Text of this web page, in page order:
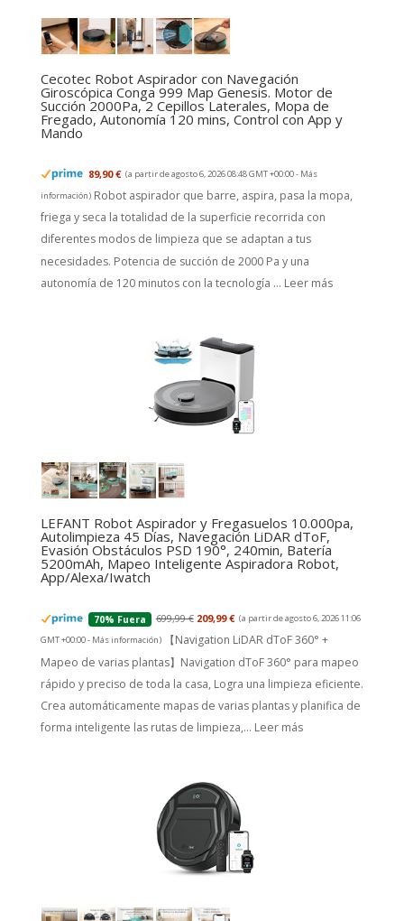
Cecotec Robot Aspirador con Navegación
Giroscópica Conga 999 Map Genesis. Motor de
Succión 2000Pa, 2 Cepillos Laterales, Mopa de
Fregado, Autonomía 120 mins, Control con App y
Mando
89,90 € (a partir de agosto 6, 2026 08:48 GMT +00:00 - Más
información) Robot aspirador que barre, aspira, pasa la mopa,
friega y seca la totalidad de la superficie recorrida con
diferentes modos de limpieza que se adaptan a tus
necesidades. Potencia de succión de 2000 Pa y una
autonomía de 120 minutos con la tecnología ... Leer más
LEFANT Robot Aspirador y Fregasuelos 10.000pa,
Autolimpieza 45 Días, Navegación LiDAR dToF,
Evasión Obstáculos PSD 190°, 240min, Batería
5200mAh, Mapeo Inteligente Aspiradora Robot,
App/Alexa/Iwatch
70% Fuera 699,99 € 209,99 € (a partir de agosto 6, 2026 11:06
GMT +00:00 - Más información)
【Navigation LiDAR dToF 360° +
Mapeo de varias plantas】Navigation dToF 360° para mapeo
rápido y preciso de toda la casa, Logra una limpieza eficiente.
Crea automáticamente mapas de varias plantas y planifica de
forma inteligente las rutas de limpieza,... Leer más